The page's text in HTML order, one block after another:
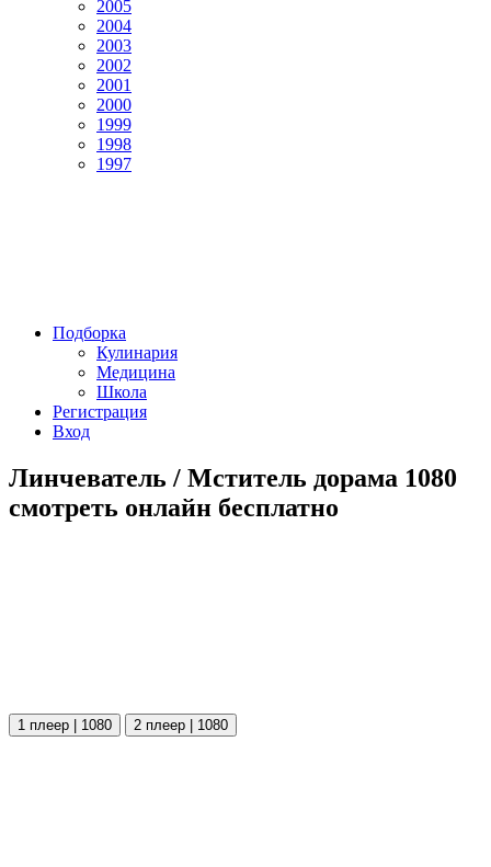
2005
2004
2003
2002
2001
2000
1999
1998
1997
Подборка
Кулинария
Медицина
Школа
Регистрация
Вход
Линчеватель / Мститель дорама 1080
смотреть онлайн бесплатно
1 плеер | 1080 2 плеер | 1080